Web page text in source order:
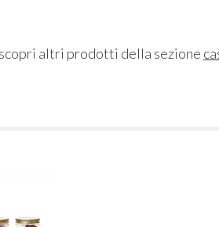
scopri altri prodotti della sezione